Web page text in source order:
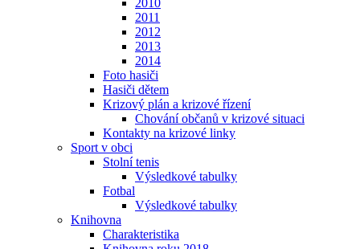
2010
2011
2012
2013
2014
Foto hasiči
Hasiči dětem
Krizový plán a krizové řízení
Chování občanů v krizové situaci
Kontakty na krizové linky
Sport v obci
Stolní tenis
Výsledkové tabulky
Fotbal
Výsledkové tabulky
Knihovna
Charakteristika